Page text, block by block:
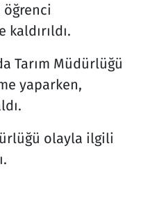
Tarım Müdürlüğü
yaparken,
olayla ilgili